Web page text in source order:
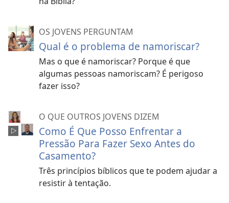
OS JOVENS PERGUNTAM
Qual é o problema de namoriscar?
Mas o que é namoriscar? Porque é que
algumas pessoas namoriscam? É perigoso
fazer isso?
O QUE OUTROS JOVENS DIZEM
Como É Que Posso Enfrentar a
Pressão Para Fazer Sexo Antes do
Casamento?
Três princípios bíblicos que te podem ajudar a
resistir à tentação.